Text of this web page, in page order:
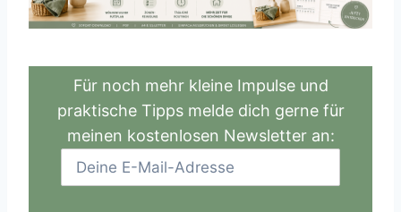
Für noch mehr kleine Impulse und
praktische Tipps melde dich gerne für
meinen kostenlosen Newsletter an: